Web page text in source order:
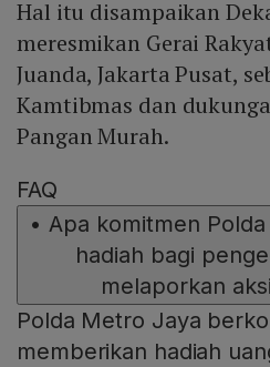
Hal itu disampaikan
meresmikan Gerai
Juanda, Jakarta Pusat,
Kamtibmas dan
Pangan Murah.
FAQ
• Apa komitmen
hadiah bagi
melaporkan
Polda Metro Jaya
memberikan hadiah